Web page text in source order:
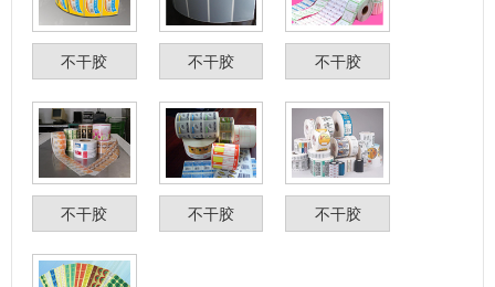
不干胶 不干胶 不干胶
不干胶 不干胶 不干胶